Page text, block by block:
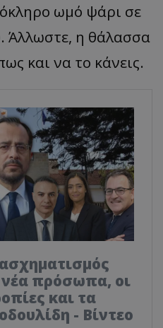
ωμό ψάρι σε
Άλλωστε, η θάλασσα
και να το κάνεις.
νέα πρόσωπα, οι
και τα
- Βίντεο